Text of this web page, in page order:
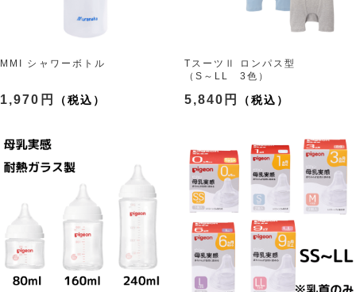
MMI シャワーボトル
1,970円
TスーツⅡ ロンパス型
（S～LL 3色）
5,840円